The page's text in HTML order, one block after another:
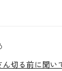
切る前に聞い